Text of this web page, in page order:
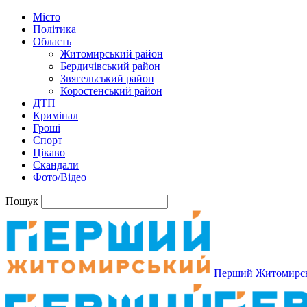
Місто
Політика
Область
Житомирський район
Бердичівський район
Звягельський район
Коростенський район
ДТП
Кримінал
Гроші
Спорт
Цікаво
Скандали
Фото/Відео
Пошук
Перший